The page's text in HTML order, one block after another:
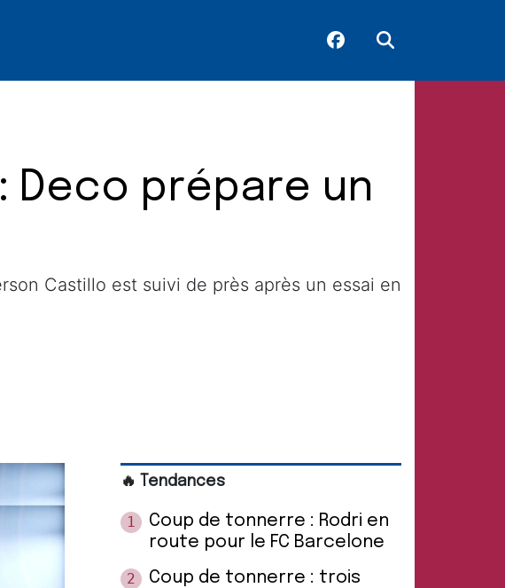
Deco prépare un
Castillo est suivi de près après un essai en
🔥 Tendances
1
Coup de tonnerre : Rodri en
route pour le FC Barcelone
2
Coup de tonnerre : trois